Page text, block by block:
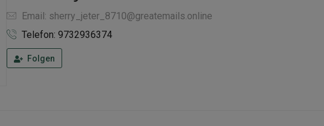
Email: sherry_jeter_8710@greatemails.online
Telefon: 9732936374
Folgen